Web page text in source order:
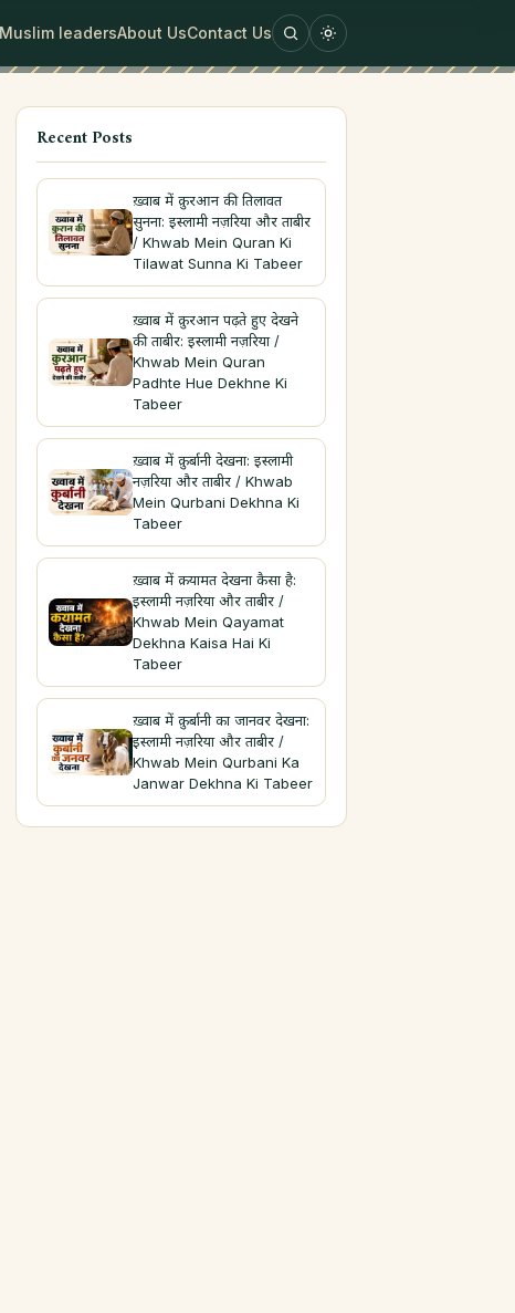
Muslim leadersAbout UsContact Us
Recent Posts
ख़्वाब में क़ुरआन की तिलावत
सुनना: इस्लामी नज़रिया और ताबीर
/ Khwab Mein Quran Ki
Tilawat Sunna Ki Tabeer
ख़्वाब में क़ुरआन पढ़ते हुए देखने
की ताबीर: इस्लामी नज़रिया /
Khwab Mein Quran
Padhte Hue Dekhne Ki
Tabeer
ख़्वाब में क़ुर्बानी देखना: इस्लामी
नज़रिया और ताबीर / Khwab
Mein Qurbani Dekhna Ki
Tabeer
ख़्वाब में क़यामत देखना कैसा है:
इस्लामी नज़रिया और ताबीर /
Khwab Mein Qayamat
Dekhna Kaisa Hai Ki
Tabeer
ख़्वाब में क़ुर्बानी का जानवर देखना:
इस्लामी नज़रिया और ताबीर /
Khwab Mein Qurbani Ka
Janwar Dekhna Ki Tabeer